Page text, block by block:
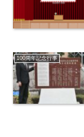
100周年記念行事